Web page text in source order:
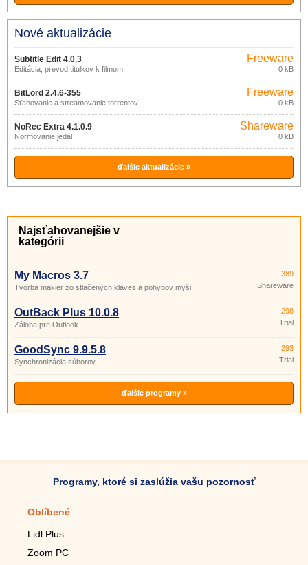
Nové aktualizácie
Subtitle Edit 4.0.3
Editácia, prevod titulkov k filmom
Freeware
0 kB
BitLord 2.4.6-355
Sťahovanie a streamovanie torrentov
Freeware
0 kB
NoRec Extra 4.1.0.9
Normovanie jedál
Shareware
0 kB
ďalšie aktualizácie »
Najsťahovanejšie v
kategórii
My Macros 3.7
Tvorba makier zo stlačených kláves a pohybov myši.
389
Shareware
OutBack Plus 10.0.8
Záloha pre Outlook.
298
Trial
GoodSync 9.9.5.8
Synchronizácia súborov.
293
Trial
ďalšie programy »
Programy, ktoré si zaslúžia vašu pozornosť
Oblíbené
Lidl Plus
Zoom PC